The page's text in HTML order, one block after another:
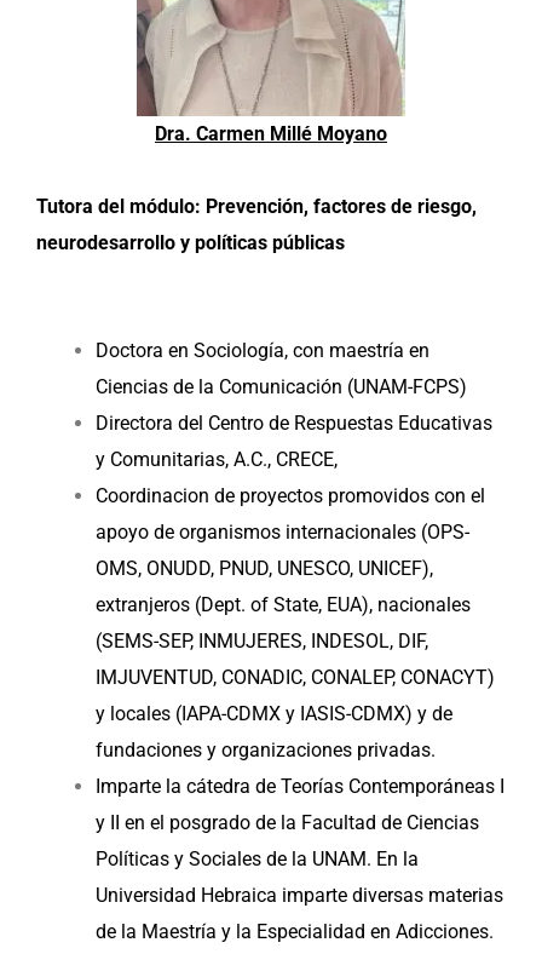
Dra. Carmen Millé Moyano
Tutora del módulo: Prevención, factores de riesgo,
neurodesarrollo y políticas públicas
Doctora en Sociología, con maestría en
Ciencias de la Comunicación (UNAM-FCPS)
Directora del Centro de Respuestas Educativas
y Comunitarias, A.C., CRECE,
Coordinacion de proyectos promovidos con el
apoyo de organismos internacionales (OPS-
OMS, ONUDD, PNUD, UNESCO, UNICEF),
extranjeros (Dept. of State, EUA), nacionales
(SEMS-SEP, INMUJERES, INDESOL, DIF,
IMJUVENTUD, CONADIC, CONALEP, CONACYT)
y locales (IAPA-CDMX y IASIS-CDMX) y de
fundaciones y organizaciones privadas.
Imparte la cátedra de Teorías Contemporáneas I
y II en el posgrado de la Facultad de Ciencias
Políticas y Sociales de la UNAM. En la
Universidad Hebraica imparte diversas materias
de la Maestría y la Especialidad en Adicciones.